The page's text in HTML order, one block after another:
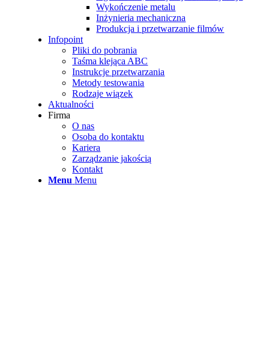
Wykończenie metalu
Inżynieria mechaniczna
Produkcja i przetwarzanie filmów
Infopoint
Pliki do pobrania
Taśma klejąca ABC
Instrukcje przetwarzania
Metody testowania
Rodzaje wiązek
Aktualności
Firma
O nas
Osoba do kontaktu
Kariera
Zarządzanie jakością
Kontakt
Menu Menu